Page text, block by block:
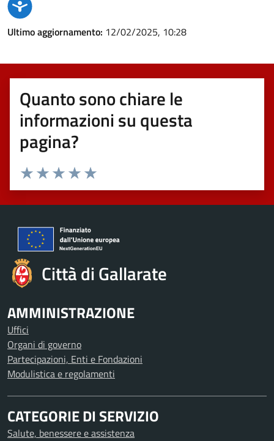
Ultimo aggiornamento: 12/02/2025, 10:28
Quanto sono chiare le
informazioni su questa
pagina?
Valuta 5 stelle su 5
Valuta 4 stelle su 5
Valuta 3 stelle su 5
Valuta 2 stelle su 5
Valuta 1 stelle su 5
Città di Gallarate
AMMINISTRAZIONE
Uffici
Organi di governo
Partecipazioni, Enti e Fondazioni
Modulistica e regolamenti
CATEGORIE DI SERVIZIO
Salute, benessere e assistenza